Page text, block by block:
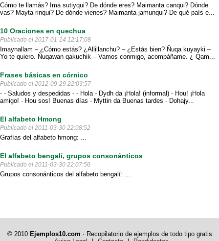
Cómo te llamás? Ima sutiyqui? De dónde eres? Maimanta canqui? Dónde
vas? Mayta rinqui? De dónde vienes? Maimanta jamunqui? De qué país e...
10 Oraciones en quechua
Publicado el 2017-01-14 12:17:08
Imaynallam – ¿Cómo estás? ¿Allillanchu? – ¿Estás bien? Ñuqa kuyayki –
Yo te quiero. Ñuqawan qakuchik – Vamos conmigo, acompáñame. ¿ Qam...
Frases básicas en córnico
Publicado el 2012-09-29 22:03:57
- - Saludos y despedidas - - Hola - Dydh da ¡Hola! (informal) - Hou! ¡Hola
amigo! - Hou sos! Buenas días - Myttin da Buenas tardes - Dohajy...
El alfabeto Hmong
Publicado el 2011-03-30 22:08:52
Grafías del alfabeto hmong: ...
El alfabeto bengalí, grupos consonánticos
Publicado el 2011-03-30 22:07:56
Grupos consonánticos del alfabeto bengalí: ...
© 2010 Ejemplos10.com · Recopilatorio de ejemplos de todo tipo gratis